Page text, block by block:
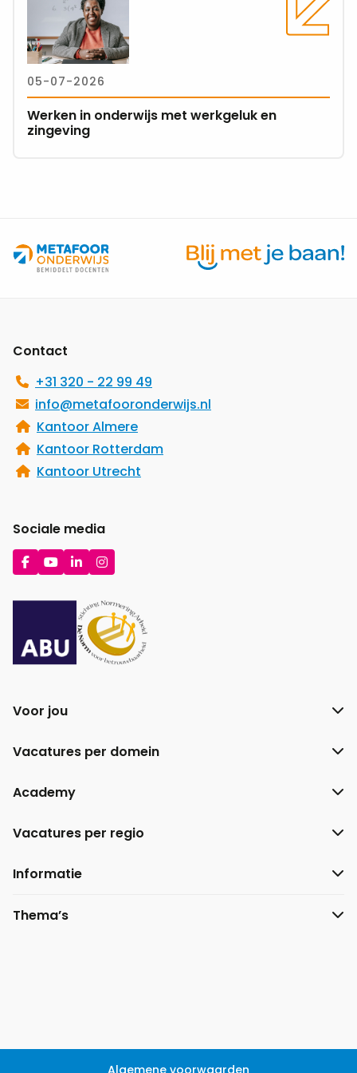
05-07-2026
Werken in onderwijs met werkgeluk en
zingeving
Werken
onderwijs
met
werkgeluk
en
Contact
+31 320 - 22 99 49
info@metafooronderwijs.nl
Kantoor Almere
Kantoor Rotterdam
Kantoor Utrecht
Sociale media
Ga
naar
Ga
naar
Ga
naar
Ga
naar
Voor jou
Vacatures per domein
Academy
Vacatures per regio
Informatie
Thema’s
Algemene voorwaarden